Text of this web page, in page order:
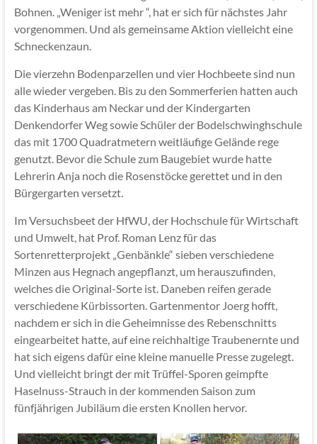
Bohnen. „Weniger ist mehr “, hat er sich für nächstes Jahr
vorgenommen. Und als gemeinsame Aktion vielleicht eine
Schneckenzaun.
Die vierzehn Bodenparzellen und vier Hochbeete sind nun
alle wieder vergeben. Bis zu den Sommerferien hatten auch
das Kinderhaus am Neckar und der Kindergarten
Denkendorfer Weg sowie Schüler der Bodelschwinghschule
das mit 1700 Quadratmetern weitläufige Gelände rege
genutzt. Bevor die Schule zum Baugebiet wurde hatte
Lehrerin Anja noch die Rosenstöcke gerettet und in den
Bürgergarten versetzt.
Im Versuchsbeet der HfWU, der Hochschule für Wirtschaft
und Umwelt, hat Prof. Roman Lenz für das
Sortenretterprojekt „Genbänkle“ sieben verschiedene
Minzen aus Hegnach angepflanzt, um herauszufinden,
welches die Original-Sorte ist. Daneben reifen gerade
verschiedene Kürbissorten. Gartenmentor Joerg hofft,
nachdem er sich in die Geheimnisse des Rebenschnitts
eingearbeitet hatte, auf eine reichhaltige Traubenernte und
hat sich eigens dafür eine kleine manuelle Presse zugelegt.
Und vielleicht bringt der mit Trüffel-Sporen geimpfte
Haselnuss-Strauch in der kommenden Saison zum
fünfjährigen Jubiläum die ersten Knollen hervor.